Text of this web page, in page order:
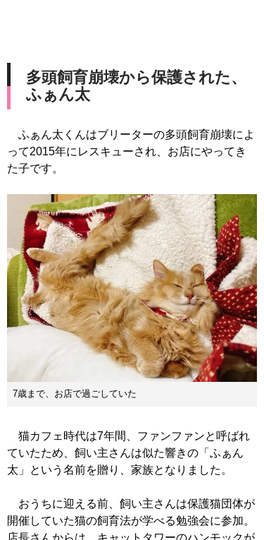
多頭飼育崩壊から保護された、
ふぁん太
ふぁん太くんはブリーターの多頭飼育崩壊によ
って2015年にレスキューされ、お店にやってき
た子です。
7歳まで、お店で過ごしていた
猫カフェ時代は7年間、ファンファンと呼ばれ
ていたため、飼い主さんは似た響きの「ふぁん
太」という名前を贈り、家族となりました。
おうちに迎える前、飼い主さんは保護猫団体が
開催していた猫の飼育法が学べる勉強会に参加。
店長さんからは、キャットタワーのハンモックが